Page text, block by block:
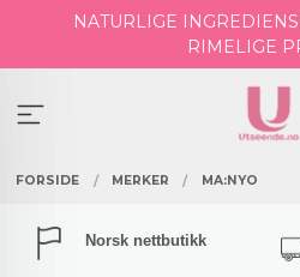
NATURLIGE
RIMELIGE
FORSIDE MERKER MA:NYO
Norsk nettbutikk